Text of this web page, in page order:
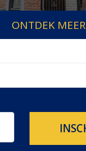
ONTDEK MEER